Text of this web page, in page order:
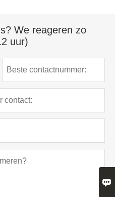
We reageren zo
uur)
